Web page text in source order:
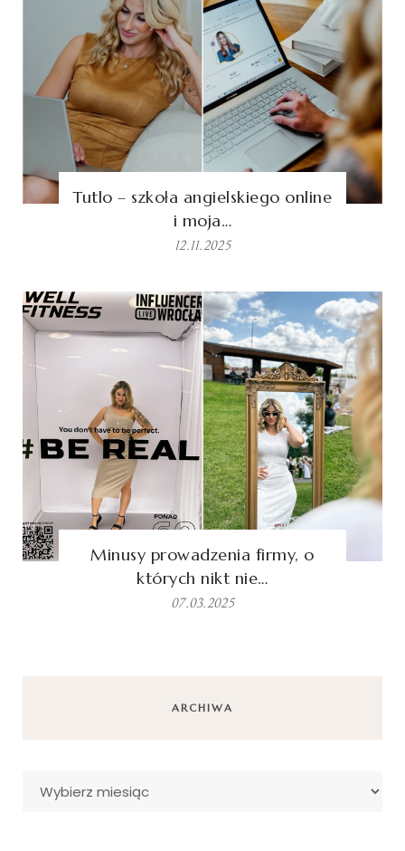
Tutlo – szkoła angielskiego online
i moja…
12.11.2025
Minusy prowadzenia firmy, o
których nikt nie…
07.03.2025
ARCHIWA